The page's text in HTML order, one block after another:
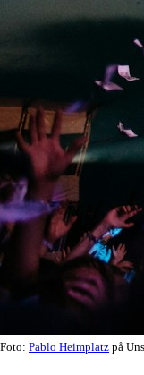
Foto: Pablo Heimplatz på